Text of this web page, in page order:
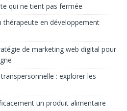
qui ne tient pas fermée
thérapeute en développement
de marketing web digital pour
: explorer les
un produit alimentaire